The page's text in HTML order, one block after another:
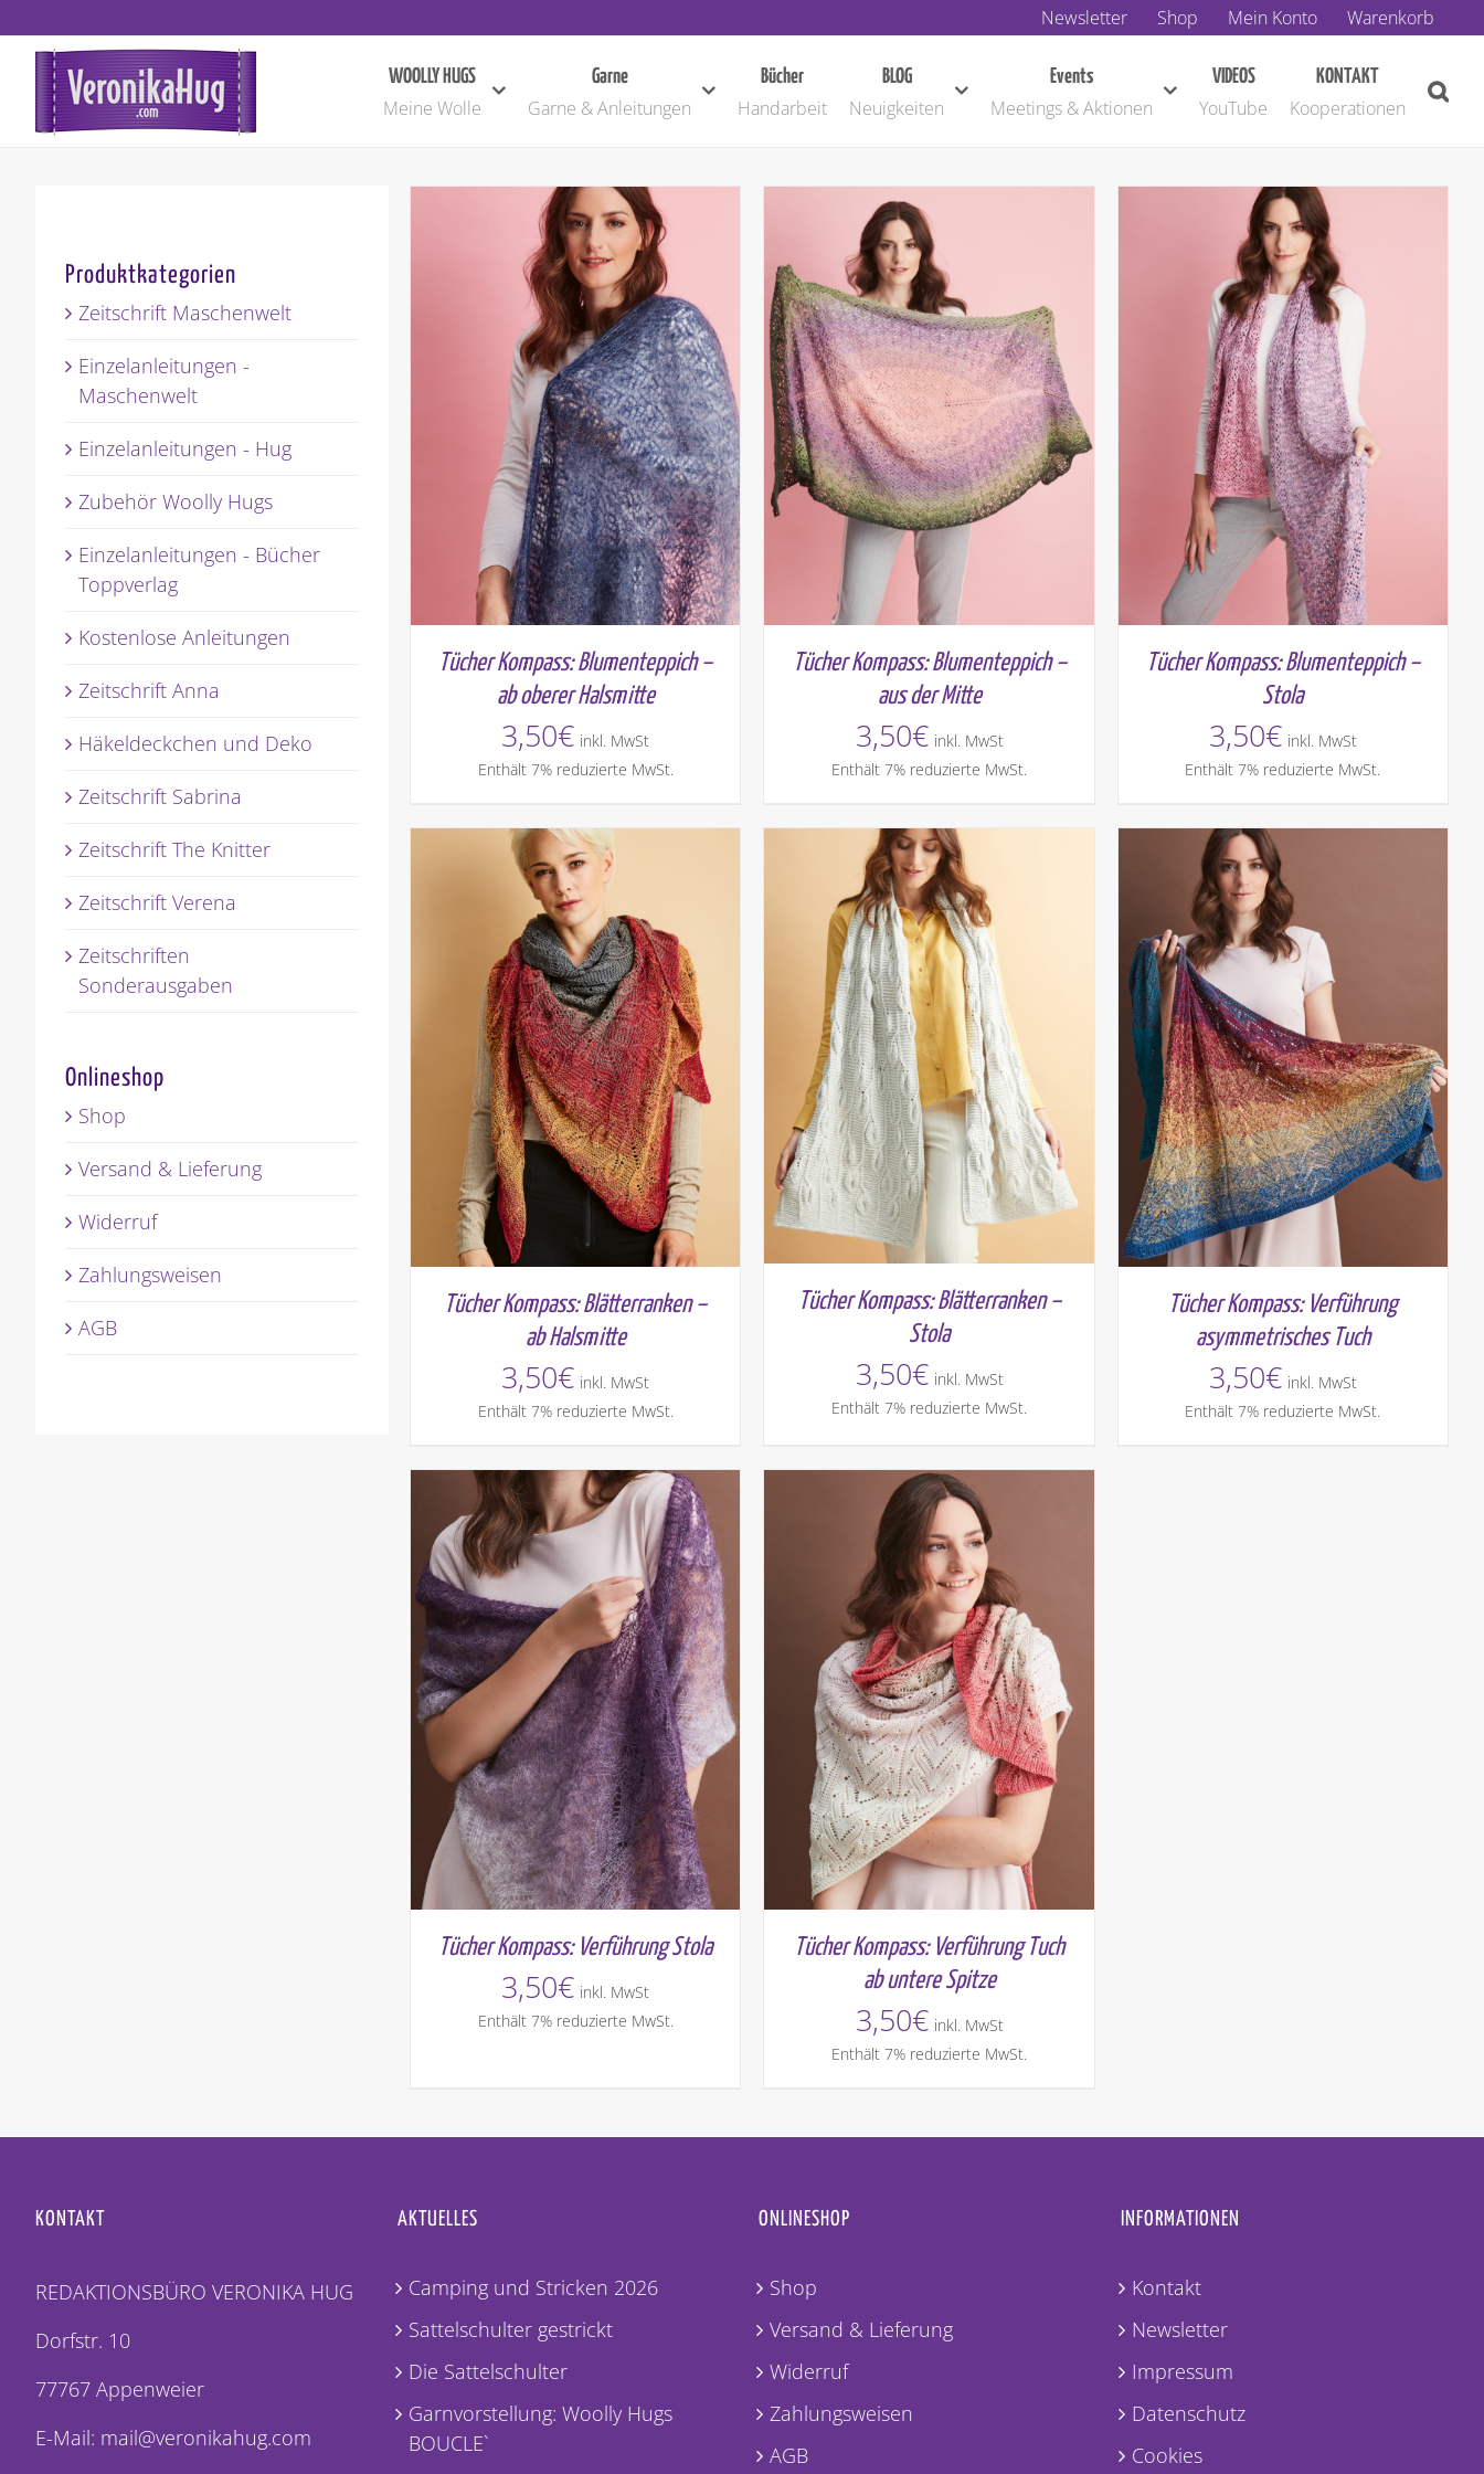
Inhalt
springen
Newsletter Shop Mein Konto Warenkorb
WOOLLY HUGS
Meine Wolle
Garne
Garne & Anleitungen
Bücher
Handarbeit
BLOG
Neuigkeiten
Events
Meetings & Aktionen
VIDEOS
YouTube
KONTAKT
Kooperationen
Tücher Kompass: Blumenteppich –
ab oberer Halsmitte
3,50€ inkl. MwSt
Enthält 7% reduzierte MwSt.
Tücher Kompass: Blumenteppich –
aus der Mitte
3,50€ inkl. MwSt
Enthält 7% reduzierte MwSt.
Tücher Kompass: Blumenteppich –
Stola
3,50€ inkl. MwSt
Enthält 7% reduzierte MwSt.
Tücher Kompass: Blätterranken –
ab Halsmitte
3,50€ inkl. MwSt
Enthält 7% reduzierte MwSt.
Tücher Kompass: Blätterranken –
Stola
3,50€ inkl. MwSt
Enthält 7% reduzierte MwSt.
Tücher Kompass: Verführung
asymmetrisches Tuch
3,50€ inkl. MwSt
Enthält 7% reduzierte MwSt.
Tücher Kompass: Verführung Stola
3,50€ inkl. MwSt
Enthält 7% reduzierte MwSt.
Tücher Kompass: Verführung Tuch
ab untere Spitze
3,50€ inkl. MwSt
Enthält 7% reduzierte MwSt.
Produktkategorien
Zeitschrift Maschenwelt
Einzelanleitungen -
Maschenwelt
Einzelanleitungen - Hug
Zubehör Woolly Hugs
Einzelanleitungen - Bücher
Toppverlag
Kostenlose Anleitungen
Zeitschrift Anna
Häkeldeckchen und Deko
Zeitschrift Sabrina
Zeitschrift The Knitter
Zeitschrift Verena
Zeitschriften
Sonderausgaben
Onlineshop
Shop
Versand & Lieferung
Widerruf
Zahlungsweisen
AGB
KONTAKT
REDAKTIONSBÜRO VERONIKA HUG
Dorfstr. 10
77767 Appenweier
E-Mail: mail@veronikahug.com
AKTUELLES
Camping und Stricken 2026
Sattelschulter gestrickt
Die Sattelschulter
Garnvorstellung: Woolly Hugs
BOUCLE`
ONLINESHOP
Shop
Versand & Lieferung
Widerruf
Zahlungsweisen
AGB
INFORMATIONEN
Kontakt
Newsletter
Impressum
Datenschutz
Cookies